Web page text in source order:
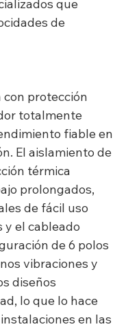
que
de
con protección
totalmente
fiable en
El aislamiento de
térmica
prolongados,
de fácil uso
y el cableado
de 6 polos
vibraciones y
diseños
lo que lo hace
en las